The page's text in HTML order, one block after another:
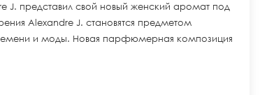
представил свой новый женский аромат под
Alexandre J. становятся предметом
и моды. Новая парфюмерная композиция